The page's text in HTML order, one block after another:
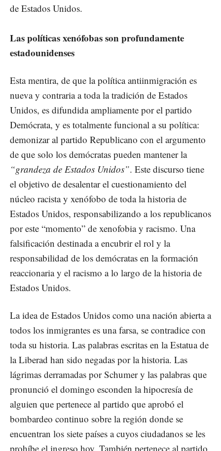
de Estados Unidos.
Las políticas xenófobas son profundamente
estadounidenses
Esta mentira, de que la política antiinmigración es
nueva y contraria a toda la tradición de Estados
Unidos, es difundida ampliamente por el partido
Demócrata, y es totalmente funcional a su política:
demonizar al partido Republicano con el argumento
de que solo los demócratas pueden mantener la
“grandeza de Estados Unidos”. Este discurso tiene
el objetivo de desalentar el cuestionamiento del
núcleo racista y xenófobo de toda la historia de
Estados Unidos, responsabilizando a los republicanos
por este “momento” de xenofobia y racismo. Una
falsificación destinada a encubrir el rol y la
responsabilidad de los demócratas en la formación
reaccionaria y el racismo a lo largo de la historia de
Estados Unidos.
La idea de Estados Unidos como una nación abierta a
todos los inmigrantes es una farsa, se contradice con
toda su historia. Las palabras escritas en la Estatua de
la Liberad han sido negadas por la historia. Las
lágrimas derramadas por Schumer y las palabras que
pronunció el domingo esconden la hipocresía de
alguien que pertenece al partido que aprobó el
bombardeo continuo sobre la región donde se
encuentran los siete países a cuyos ciudadanos se les
prohíbe el ingreso hoy. También pertenece al partido